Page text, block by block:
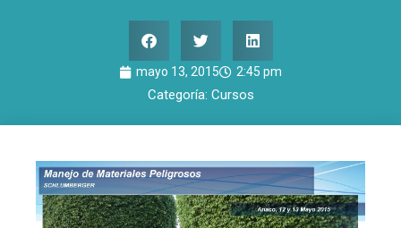
mayo 13, 2015 2:45 pm
Categoría: Cursos